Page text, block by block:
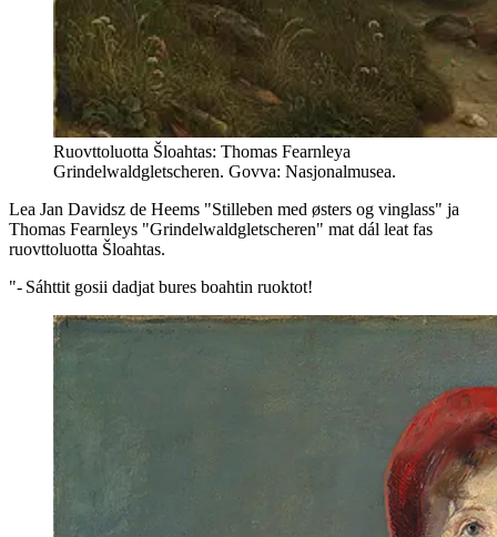
Ruovttoluotta Šloahtas: Thomas Fearnleya
Grindelwaldgletscheren. Govva: Nasjonalmusea.
Lea Jan Davidsz de Heems "Stilleben med østers og vinglass" ja
Thomas Fearnleys "Grindelwaldgletscheren" mat dál leat fas
ruovttoluotta Šloahtas.
"- Sáhttit gosii dadjat bures boahtin ruoktot!